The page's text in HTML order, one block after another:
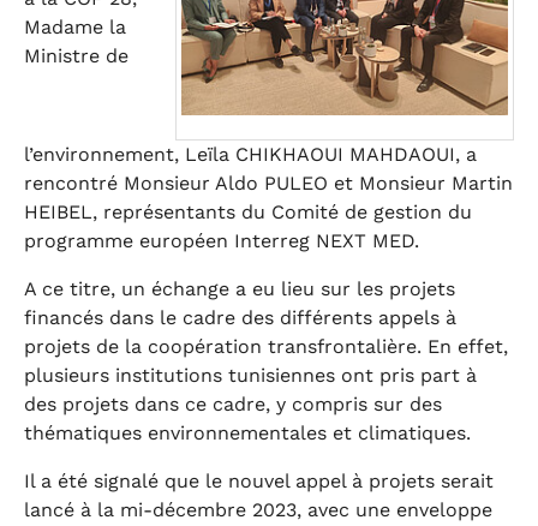
Madame la
Ministre de
l’environnement, Leïla CHIKHAOUI MAHDAOUI, a
rencontré Monsieur Aldo PULEO et Monsieur Martin
HEIBEL, représentants du Comité de gestion du
programme européen Interreg NEXT MED.
A ce titre, un échange a eu lieu sur les projets
financés dans le cadre des différents appels à
projets de la coopération transfrontalière. En effet,
plusieurs institutions tunisiennes ont pris part à
des projets dans ce cadre, y compris sur des
thématiques environnementales et climatiques.
Il a été signalé que le nouvel appel à projets serait
lancé à la mi-décembre 2023, avec une enveloppe